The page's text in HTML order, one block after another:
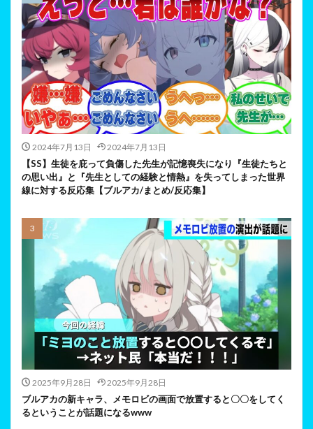
2024年7月13日 2024年7月13日
【SS】生徒を庇って負傷した先生が記憶喪失になり『生徒たちと
の思い出』と『先生としての経験と情熱』を失ってしまった世界
線に対する反応集【ブルアカ/まとめ/反応集】
2025年9月28日 2025年9月28日
ブルアカの新キャラ、メモロビの画面で放置すると〇〇をしてく
るということが話題になるwww